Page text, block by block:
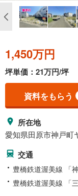
1,450万円
坪単価：21万円/坪
資料をもらう
所在地
愛知県田原市神戸町
交通
豊橋鉄道渥美線 「
豊橋鉄道渥美線 「